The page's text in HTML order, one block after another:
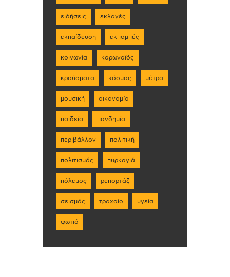
ειδήσεις εκλογές
εκπαίδευση εκπομπές
κοινωνία κορωνοϊός
κρούσματα κόσμος μέτρα
μουσική οικονομία
παιδεία πανδημία
περιβάλλον πολιτική
πολιτισμός πυρκαγιά
πόλεμος ρεπορτάζ
σεισμός τροχαίο υγεία
φωτιά